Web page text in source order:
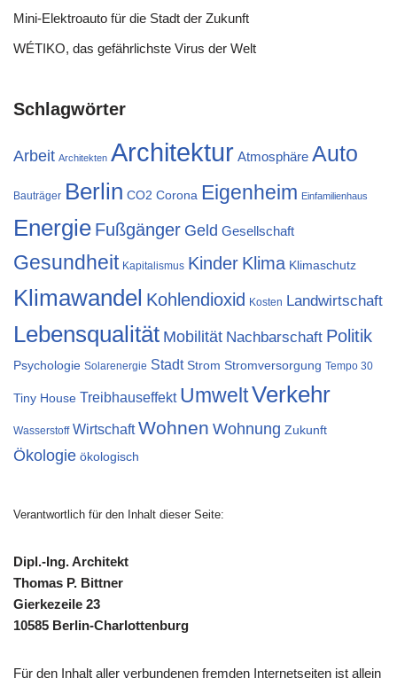
Mini-Elektroauto für die Stadt der Zukunft
WÉTIKO, das gefährlichste Virus der Welt
Schlagwörter
Arbeit Architekten Architektur Atmosphäre Auto
Bauträger Berlin CO2 Corona Eigenheim Einfamilienhaus
Energie Fußgänger Geld Gesellschaft
Gesundheit Kapitalismus Kinder Klima Klimaschutz
Klimawandel Kohlendioxid Kosten Landwirtschaft
Lebensqualität Mobilität Nachbarschaft Politik
Psychologie Solarenergie Stadt Strom Stromversorgung Tempo 30
Tiny House Treibhauseffekt UmweltVerkehr
Wasserstoff Wirtschaft Wohnen Wohnung Zukunft
Ökologie ökologisch
Verantwortlich für den Inhalt dieser Seite:
Dipl.-Ing. Architekt
Thomas P. Bittner
Gierkezeile 23
10585 Berlin-Charlottenburg
Für den Inhalt aller verbundenen fremden Internetseiten ist allein